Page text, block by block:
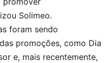
Solimeo.
foram sendo
promoções, como Dia
e, mais recentemente,